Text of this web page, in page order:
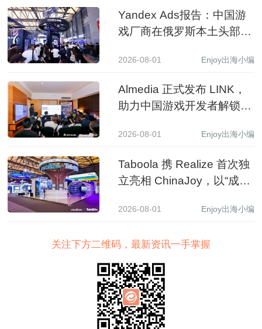
Yandex Ads报告：中国游
戏厂商在俄罗斯本土头部应
2026-08-01 Enjoy出海小编
Almedia 正式发布 LINK，
助力中国游戏开发者解锁收
2026-08-01 Enjoy出海小编
Taboola 携 Realize 首次独
立亮相 ChinaJoy，以“成长
全球增长新图景
2026-08-01 Enjoy出海小编
关注下方二维码，最新资讯一手掌握